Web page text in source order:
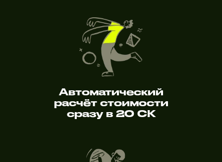
Автоматический
расчёт стоимости
сразу в 20 СК